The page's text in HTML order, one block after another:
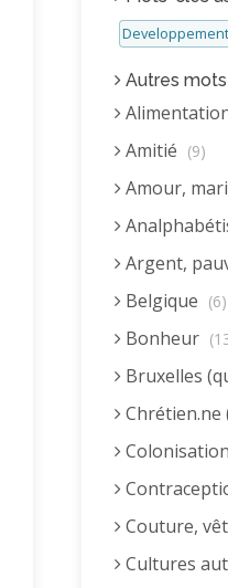
Autres
Amitié (9)
Amour,
Argent,
Belgique (6)
Bonheur
Bruxelles
Chrétien.ne
Colonisation
Couture,
Cultures